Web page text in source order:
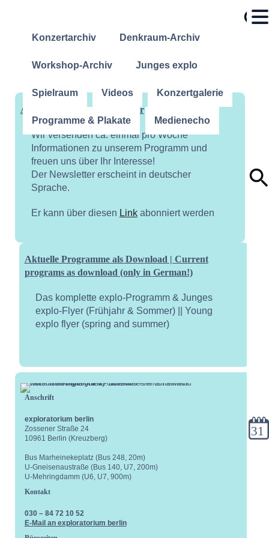
Konzertarchiv Denkraum-Archiv
Workshop-Archiv Junges explo
Spielraum Videos Konzertgalerie
Programme & Plakate Medienecho
Abonniere unseren Newsletter
Wir versenden ca. einmal pro Woche
Informationen zu unserem Programm und
freuen uns über Ihr Interesse!
Der Newsletter erscheint in deutscher
Sprache.
Er kann über diesen Linkabonniert werden
Aktuelle Programme als Download | Current
programs as download (only in German!)
Das komplette explo-Programm & Junges
explo-Flyer (Frühjahr & Sommer) || Young
explo flyer (spring and summer)
Anschrift
exploratorium berlin
Zossener Straße 24
10961 Berlin (Kreuzberg)
Bus Marheinekeplatz (Bus 248, 20m)
U-Gneisenaustraße (Bus 140, U7, 200m)
U-Mehringdamm (U6, U7, 900m)
Kontakt
030 – 84 72 10 52
E-Mail an exploratorium berlin